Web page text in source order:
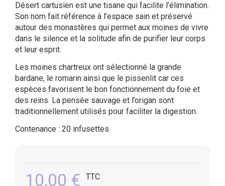
Désert cartusien est une tisane qui facilite l’élimination.
Son nom fait référence à l’espace sain et préservé
autour des monastères qui permet aux moines de vivre
dans le silence et la solitude afin de purifier leur corps
et leur esprit.
Les moines chartreux ont sélectionné la grande
bardane, le romarin ainsi que le pissenlit car ces
espèces favorisent le bon fonctionnement du foie et
des reins. La pensée sauvage et l’origan sont
traditionnellement utilisés pour faciliter la digestion.
Contenance : 20 infusettes
10,00 € TTC